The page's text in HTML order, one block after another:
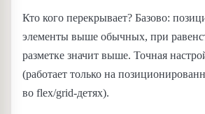
Кто кого перекрывает? Базово:
элементы выше обычных, при
разметке значит выше. Точная
(работает только на
во flex/grid-детях).